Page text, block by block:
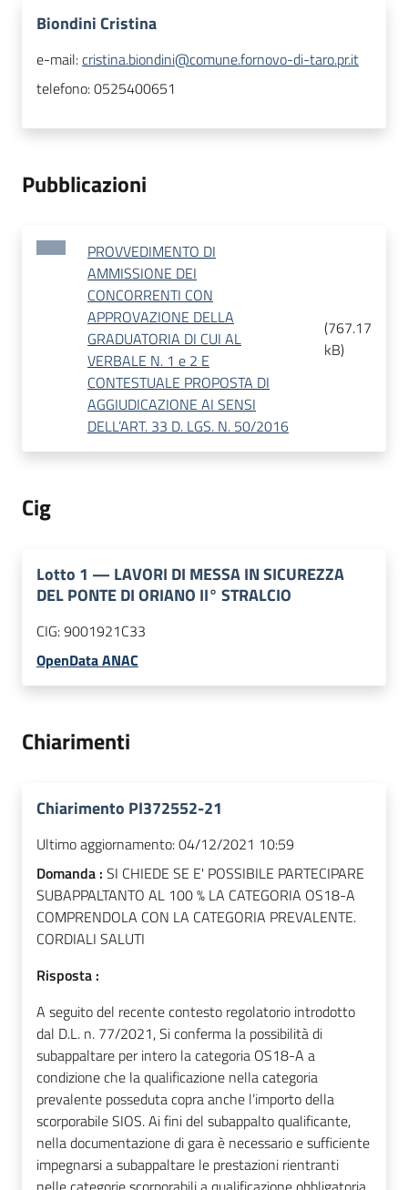
Biondini Cristina
e-mail:cristina.biondini@comune.fornovo-di-taro.pr.it
telefono:0525400651
Pubblicazioni
PROVVEDIMENTO DI
AMMISSIONE DEI
CONCORRENTI CON
APPROVAZIONE DELLA
GRADUATORIA DI CUI AL
VERBALE N. 1 e 2 E
CONTESTUALE PROPOSTA DI
AGGIUDICAZIONE AI SENSI
DELL’ART. 33 D. LGS. N. 50/2016
(767.17
kB)
Cig
Lotto 1 — LAVORI DI MESSA IN SICUREZZA
DEL PONTE DI ORIANO II° STRALCIO
CIG:9001921C33
OpenData ANAC
Chiarimenti
Chiarimento PI372552-21
Ultimo aggiornamento:04/12/2021 10:59
Domanda : SI CHIEDE SE E' POSSIBILE PARTECIPARE
SUBAPPALTANTO AL 100 % LA CATEGORIA OS18-A
COMPRENDOLA CON LA CATEGORIA PREVALENTE.
CORDIALI SALUTI
Risposta :
A seguito del recente contesto regolatorio introdotto
dal D.L. n. 77/2021, Si conferma la possibilità di
subappaltare per intero la categoria OS18-A a
condizione che la qualificazione nella categoria
prevalente posseduta copra anche l’importo della
scorporabile SIOS.Ai fini del subappalto qualificante,
nella documentazione di gara è necessario e sufficiente
impegnarsi a subappaltare le prestazioni rientranti